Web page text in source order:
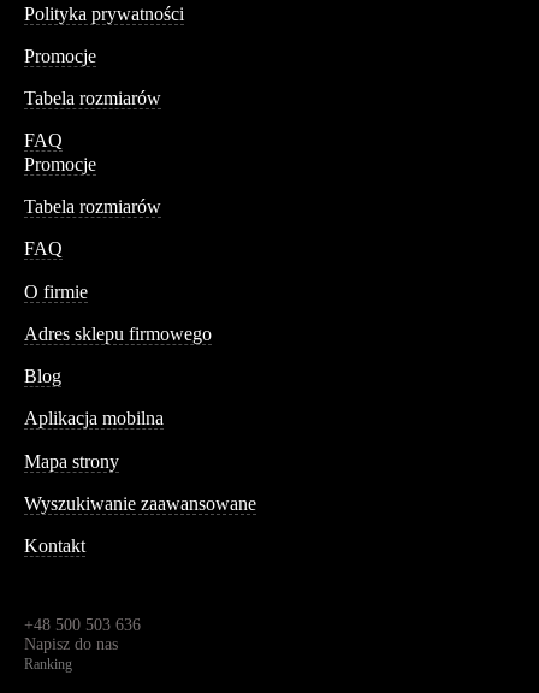
Polityka prywatności
Promocje
Tabela rozmiarów
FAQ
Promocje
Tabela rozmiarów
FAQ
O firmie
Adres sklepu firmowego
Blog
Aplikacja mobilna
Mapa strony
Wyszukiwanie zaawansowane
Kontakt
+48 500 503 636
Napisz do nas
Ranking